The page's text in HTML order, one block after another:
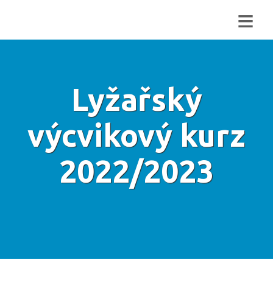
≡
Lyžařský
výcvikový kurz
2022/2023